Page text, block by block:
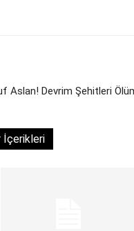
Aslan! Devrim Şehitleri
İçerikleri